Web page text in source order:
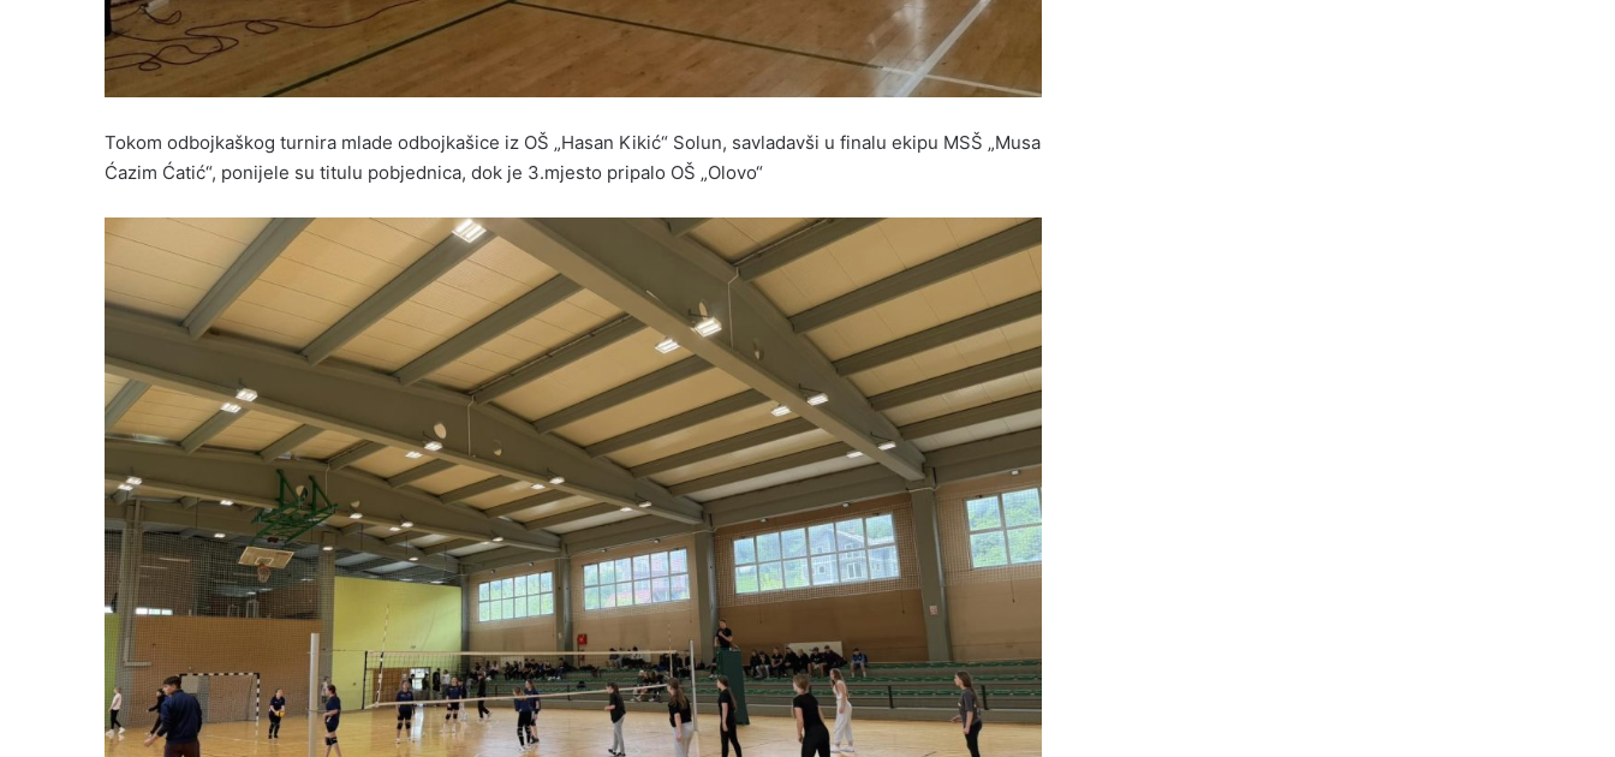
Tokom odbojkaškog turnira mlade odbojkašice iz OŠ „Hasan Kikić“ Solun, savladavši u finalu ekipu MSŠ „Musa
Ćazim Ćatić“, ponijele su titulu pobjednica, dok je 3.mjesto pripalo OŠ „Olovo“